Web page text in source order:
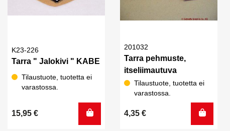
K23-226
Tarra " Jalokivi " KABE
Tilaustuote, tuotetta ei
varastossa.
15,95 €
201032
Tarra pehmuste,
itseliimautuva
Tilaustuote, tuotetta ei
varastossa.
4,35 €